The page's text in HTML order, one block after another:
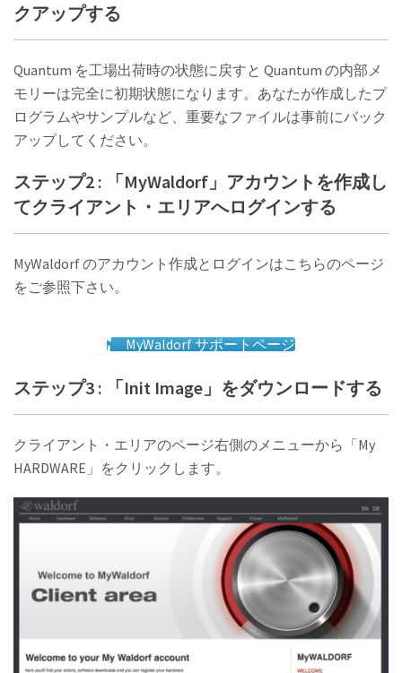
クアップする
Quantum を工場出荷時の状態に戻すと Quantum の内部メ
モリーは完全に初期状態になります。あなたが作成したプ
ログラムやサンプルなど、重要なファイルは事前にバック
アップしてください。
ステップ2 : 「MyWaldorf」アカウントを作成し
てクライアント・エリアへログインする
MyWaldorf のアカウント作成とログインはこちらのページ
をご参照下さい。
MyWaldorf サポートページ
ステップ3 : 「Init Image」をダウンロードする
クライアント・エリアのページ右側のメニューから「My
HARDWARE」をクリックします。